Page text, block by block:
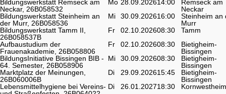
Bildungswerkstatt Remseck am
Neckar, 26B058532
Mo 28.09.202614:00
Remseck am
Neckar
Bildungswerkstatt Steinheim an
der Murr, 26B058536
Mi 30.09.202616:00
Steinheim an
Murr
Bildungswerkstatt Tamm II,
26B058537B
Fr 02.10.202608:30
Tamm
Aufbaustudium der
Frauenakademie, 26B058806
Fr 02.10.202608:30
Bietigheim-
Bissingen
BildungsInitiative Bissingen BIB -
64. Semester, 26B058906
Mi 30.09.202608:30
Bietigheim-
Bissingen
Marktplatz der Meinungen,
26B060006B
Di 29.09.202615:45
Bietigheim-
Bissingen
Lebensmittelhygiene bei Vereins- Di 26.01.202718:30
Kornwestheim